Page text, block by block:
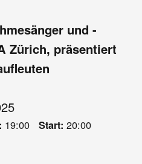
und -
Zürich, präsentiert
19:00 Start: 20:00